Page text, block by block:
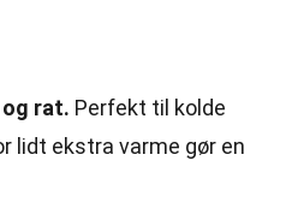
rat. Perfekt til kolde
lidt ekstra varme gør en